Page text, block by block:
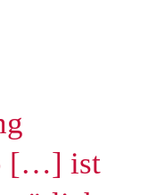
[…] ist